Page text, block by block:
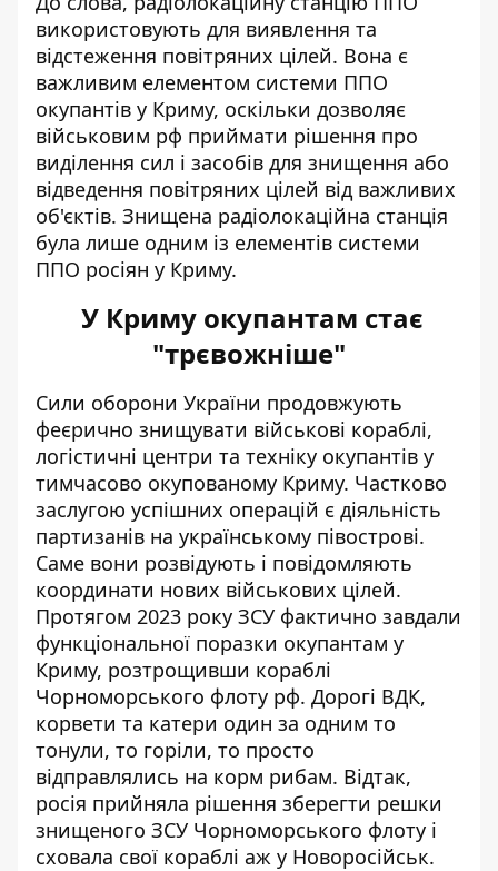
використовують для виявлення та
відстеження повітряних цілей. Вона є
важливим елементом системи ППО
окупантів у Криму, оскільки дозволяє
військовим рф приймати рішення про
виділення сил і засобів для знищення або
відведення повітряних цілей від важливих
об'єктів. Знищена радіолокаційна станція
була лише одним із елементів системи
ППО росіян у Криму.
У Криму окупантам стає
"трєвожніше"
Сили оборони України продовжують
феєрично знищувати військові кораблі,
логістичні центри та техніку окупантів у
тимчасово окупованому Криму. Частково
заслугою успішних операцій є діяльність
партизанів на українському півострові.
Саме вони розвідують і повідомляють
координати нових військових цілей.
Протягом 2023 року ЗСУ фактично завдали
функціональної поразки окупантам у
Криму, розтрощивши кораблі
Чорноморського флоту рф. Дорогі ВДК,
корвети та катери один за одним то
тонули, то горіли, то просто
відправлялись на корм рибам. Відтак,
росія прийняла рішення зберегти решки
знищеного ЗСУ Чорноморського флоту і
сховала свої кораблі аж у Новоросійськ.